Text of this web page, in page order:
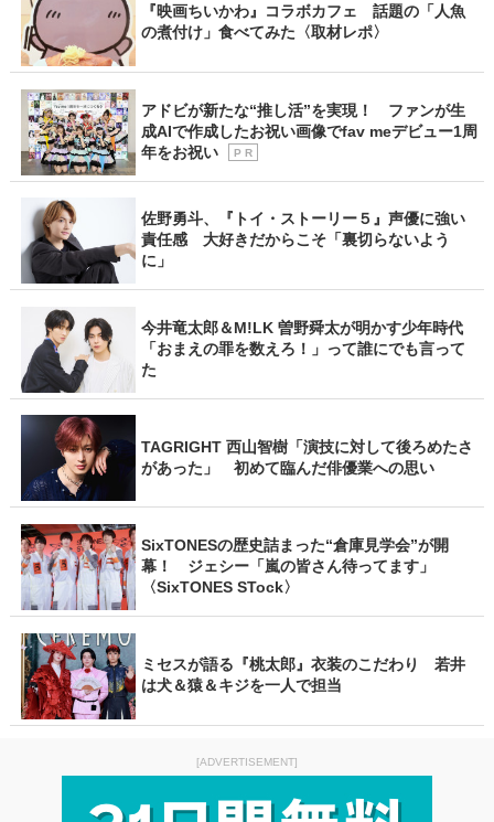
『映画ちいかわ』コラボカフェ 話題の「人魚
の煮付け」食べてみた〈取材レポ〉
アドビが新たな“推し活”を実現！ ファンが生
成AIで作成したお祝い画像でfav meデビュー1周
年をお祝い
P R
佐野勇斗、『トイ・ストーリー５』声優に強い
責任感 大好きだからこそ「裏切らないよう
に」
今井竜太郎＆M!LK 曽野舜太が明かす少年時代
「おまえの罪を数えろ！」って誰にでも言って
た
TAGRIGHT 西山智樹「演技に対して後ろめたさ
があった」 初めて臨んだ俳優業への思い
SixTONESの歴史詰まった“倉庫見学会”が開
幕！ ジェシー「嵐の皆さん待ってます」
〈SixTONES STock〉
ミセスが語る『桃太郎』衣装のこだわり 若井
は犬＆猿＆キジを一人で担当
[ADVERTISEMENT]